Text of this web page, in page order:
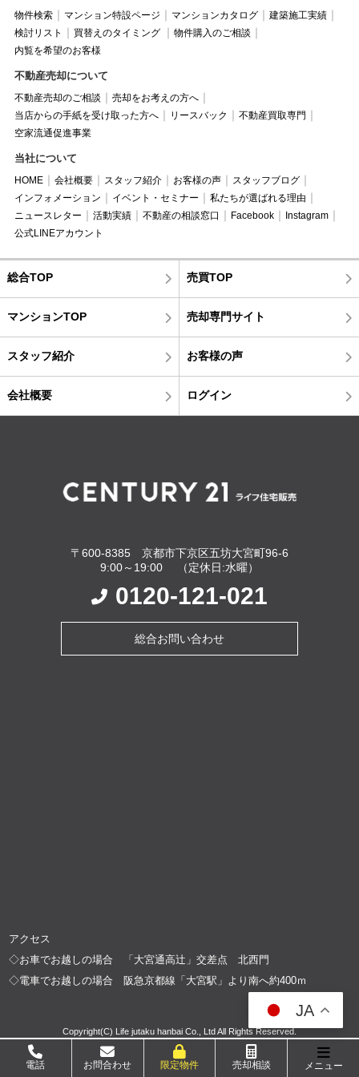
物件検索 マンション特設ページ マンションカタログ
建築施工実績
検討リスト
買替えのタイミング
物件購入のご相談
内覧を希望のお客様
不動産売却について
不動産売却のご相談
売却をお考えの方へ
当店からの手紙を受け取った方へ
リースバック
不動産買取専門
空家流通促進事業
当社について
HOME 会社概要 スタッフ紹介 お客様の声
スタッフブログ
インフォメーション
イベント・セミナー
私たちが選ばれる理由
ニュースレター
活動実績 不動産の相談窓口 Facebook
Instagram
公式LINEアカウント
総合TOP 売買TOP
マンションTOP 売却専門サイト
スタッフ紹介 お客様の声
会社概要 ログイン
〒600-8385 京都市下京区五坊大宮町96-6
9:00～19:00 （定休日:水曜）
0120-121-021
総合お問い合わせ
アクセス
◇お車でお越しの場合 「大宮通高辻」交差点 北西門
◇電車でお越しの場合 阪急京都線「大宮駅」より南へ約400ｍ
Copyright(C) Life jutaku hanbai Co., Ltd All Rights Reserved.
電話 お問合わせ 限定物件 売却相談 メニュー
JA